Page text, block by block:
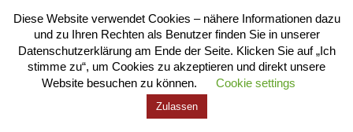
Diese Website verwendet Cookies – nähere Informationen dazu
und zu Ihren Rechten als Benutzer finden Sie in unserer
Datenschutzerklärung am Ende der Seite. Klicken Sie auf „Ich
stimme zu“, um Cookies zu akzeptieren und direkt unsere
Website besuchen zu können.
Cookie settings
Zulassen